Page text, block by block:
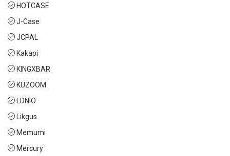
HOTCASE
J-Case
JCPAL
Kakapi
KINGXBAR
KUZOOM
LDNIO
Likgus
Memumi
Mercury